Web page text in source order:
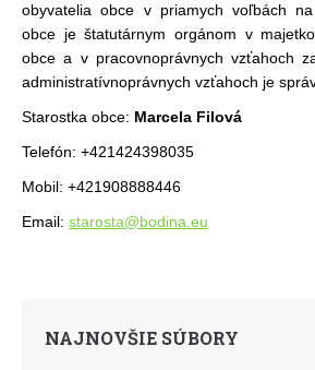
Formuláre
Fotogaléria
obyvatelia obce v priamych voľbách
obce je štatutárnym orgánom v
obce a v pracovnoprávnych vzťahoch
administratívnoprávnych vzťahoch je
Starostka obce: Marcela Filová
Telefón: +421424398035
Mobil: +421908888446
Email: starosta@bodina.eu
NAJNOVŠIE SÚBORY